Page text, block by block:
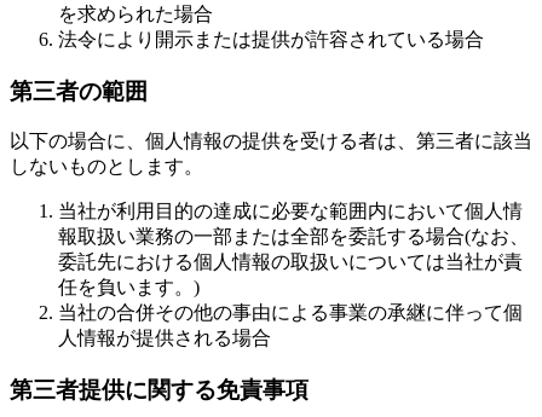
を求められた場合
法令により開示または提供が許容されている場合
第三者の範囲
以下の場合に、個人情報の提供を受ける者は、第三者に該当
しないものとします。
当社が利用目的の達成に必要な範囲内において個人情
報取扱い業務の一部または全部を委託する場合(なお、
委託先における個人情報の取扱いについては当社が責
任を負います。)
当社の合併その他の事由による事業の承継に伴って個
人情報が提供される場合
第三者提供に関する免責事項